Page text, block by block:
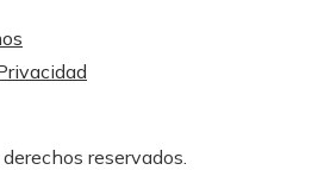
reservados.